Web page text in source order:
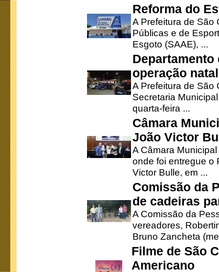
Reforma do
A Prefeitura de São
Públicas e de
Esgoto (SAAE), ...
operação
A Prefeitura de São
Secretaria
quarta-feira ...
Câmara
João Victor
A Câmara
onde foi entregue o
Victor Bulle, em ...
Comissão da
de cadeiras
A Comissão da
vereadores,
Bruno Zancheta
Filme de São
Americano